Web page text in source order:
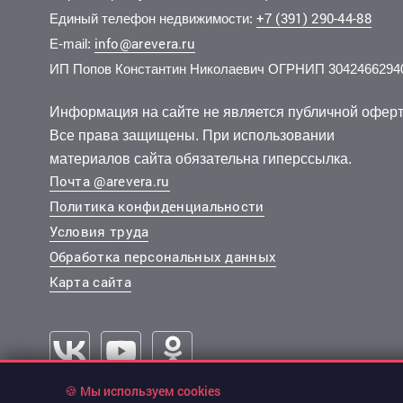
850 000 руб. 73 913 руб./м2
комнат. 11.5 м 3 эт.из 5
Ленинский, Шевченко улица 70а
1 000
комнат.
4 350 000 руб. 137 224 руб./м2
1-комн. 31.7 м 14 эт.из 17
Советский, Светлова улица 44
4 279
1-комн.
Единый телефон недвижимости: +7 (391) 290-44-88
E-mail: info@arevera.ru
ИП Попов Константин Николаевич ОГРНИП
Информация на сайте не является публичной
Все права защищены. При использовании
материалов сайта обязательна гиперссылка.
Почта @arevera.ru
Политика конфиденциальности
Условия труда
Обработка персональных данных
Карта сайта
🍪 Мы используем cookies